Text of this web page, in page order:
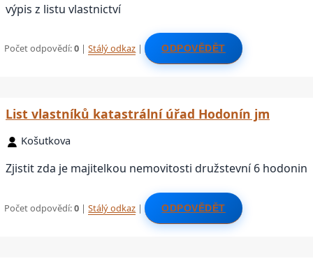
výpis z listu vlastnictví
Počet odpovědí:0 |Stálý odkaz | ODPOVĚDĚT
List vlastníků katastrální úřad Hodonín jm
Košutkova
Zjistit zda je majitelkou nemovitosti družstevní 6 hodonin
Počet odpovědí:0 |Stálý odkaz | ODPOVĚDĚT